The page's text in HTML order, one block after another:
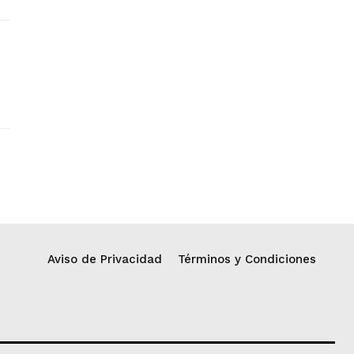
Aviso de Privacidad Términos y Condiciones